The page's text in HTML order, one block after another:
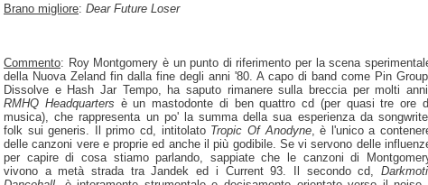
Brano migliore: Dear Future Loser
Commento: Roy Montgomery è un punto di riferimento per la scena
della Nuova Zeland fin dalla fine degli anni '80. A capo di band come Pin Group,
Dissolve e Hash Jar Tempo, ha saputo rimanere sulla breccia per molti anni.
RMHQ Headquarters è un mastodonte di ben quattro cd (per quasi tre ore
musica), che rappresenta un po' la summa della sua esperienza da
folk sui generis. Il primo cd, intitolato Tropic Of Anodyne, è l'unico a
delle canzoni vere e proprie ed anche il più godibile. Se vi servono delle
per capire di cosa stiamo parlando, sappiate che le canzoni di
vivono a metà strada tra Jandek ed i Current 93. Il secondo cd,